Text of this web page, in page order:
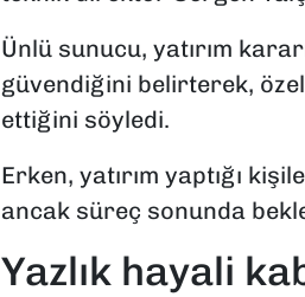
Ünlü sunucu, yatırım
güvendiğini belirterek,
ettiğini söyledi.
Erken, yatırım yaptığı
ancak süreç sonunda
Yazlık hayali